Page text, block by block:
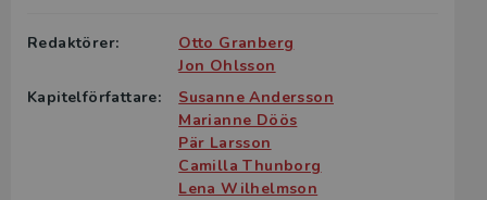
Redaktörer:
Otto Granberg
Jon Ohlsson
Kapitelförfattare:
Susanne Andersson
Marianne Döös
Pär Larsson
Camilla Thunborg
Lena Wilhelmson